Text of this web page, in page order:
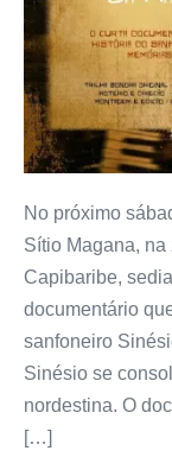
No próximo
Sítio Magana,
Capibaribe,
documentário
sanfoneiro
Sinésio se
nordestina. O
[…]